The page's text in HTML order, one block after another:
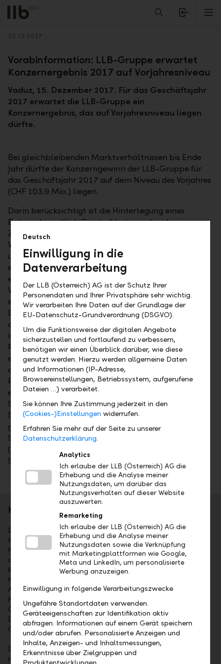
Alerts.Headline
Zurück
15.12.2017
Vorabinformation: LLB-Gruppe erwartet
Konzernergebnis 2017 auf Vorjahresniveau
Vaduz, 15. Dezember 2017. Für das Geschäftsjahr
2017 erwartet die LLB-Gruppe ein
Konzernergebnis, das auf Vorjahresniveau liegen
dürfte.
Bei gleichbleibenden Marktverhältnissen bis Ende
Jahr dürfte der Konzerngewinn der LLB-Gruppe für
das Geschäftsjahr 2017 auf dem Niveau des Vorjahres
(CHF 103.9 Mio.) liegen.
Darin berücksichtigt ist die Hinterlegung eines
Betrags beim High Court of Justice in London im
Zusammenhang mit einem Rechtsfall der LLB
Verwaltung (Schweiz) AG. Anfang Oktober 2017
urteilte der High Court of Justice in London
erstinstanzlich, dass ein Fehlverhalten eines
ehemaligen Mitarbeitenden vorliegt und die LLB
Verwaltung (Schweiz) AG für dessen Fehlverhalten
sowie den von ihm verursachten Schaden mithaftet.
Die LLB Verwaltung (Schweiz) AG haftet nicht
aufgrund eines Fehlverhaltens ihrerseits. Das Urteil
ist noch nicht rechtskräftig. Die Erhebung von
Rechtsmitteln wird geprüft. Aufgrund des
erstinstanzlichen Urteils und der nicht
aufschiebenden Wirkung eines allfälligen
Rechtsmittels hat die LLB Verwaltung (Schweiz) AG
einen Betrag in Höhe von CHF 15.1 Mio. für den
Schaden, Zinsen und Rechtsanwaltskosten von
Dritten beim Gericht hinterlegt. Diese Kosten sind
gemäss Rechnungslegungsvorschriften IFRS als
Sachaufwand zu verbuchen. Die LLB Verwaltung
(Schweiz) AG geht weiterhin davon aus, dass der
Schaden von der Versicherung gedeckt ist.
Kurzporträt
Die Liechtensteinische Landesbank AG (LLB)ist das
traditionsreichste Finanzinstitut im Fürstentum Liechtenstein.
Mehrheitsaktionär ist das Land Liechtenstein. Die Aktien sind
an der SIX kotiert (Symbol: LLBN). Die LLB-Gruppe bietet
ihren Kunden umfassende Dienstleistungen im Wealth
Management an: als Universalbank, im Private Banking,
Asset Management sowie bei Fund Services. Mit 1'523
Mitarbeitenden ist sie in Liechtenstein, in der Schweiz, in
Österreich, in Deutschland, in Dubai und in Abu
Dhabi präsent. Per 31. Dezember 2025 lag das
Geschäftsvolumen der LLB-Gruppe bei CHF 125.9 Mia.
Die Liechtensteinische Landesbank (Österreich) AG
mit einem betreuten Vermögen von über EUR 32 Mia. (Stand
Deutsch
Einwilligung in die
Datenverarbeitung
Der LLB (Österreich) AG ist der Schutz Ihrer
Personendaten und Ihrer Privatsphäre sehr wichtig.
Wir verarbeiten Ihre Daten auf der Grundlage der
EU-Datenschutz-Grundverordnung (DSGVO).
Um die Funktionsweise der digitalen Angebote
sicherzustellen und fortlaufend zu verbessern,
benötigen wir einen Überblick darüber, wie diese
genutzt werden. Hierzu werden allgemeine Daten
und Informationen (IP-Adresse,
Browsereinstellungen, Betriebssystem, aufgerufene
Dateien …) verarbeitet.
Sie können Ihre Zustimmung jederzeit in den
(Cookies-)Einstellungen widerrufen.
Erfahren Sie mehr auf der Seite zu unserer
Datenschutzerklärung.
Analytics
Ich erlaube der LLB (Österreich) AG die
Erhebung und die Analyse meiner
Nutzungsdaten, um darüber das
Nutzungsverhalten auf dieser Website
auszuwerten.
Remarketing
Ich erlaube der LLB (Österreich) AG die
Erhebung und die Analyse meiner
Nutzungsdaten sowie die Verknüpfung
mit Marketingplattformen wie Google,
Meta und LinkedIn, um personalisierte
Werbung anzuzeigen.
Einwilligung in folgende Verarbeitungszwecke
Ungefähre Standortdaten verwenden.
Geräteeigenschaften zur Identifikation aktiv
abfragen. Informationen auf einem Gerät speichern
und/oder abrufen. Personalisierte Anzeigen und
Inhalte, Anzeigen- und Inhaltsmessungen,
Erkenntnisse über Zielgruppen und